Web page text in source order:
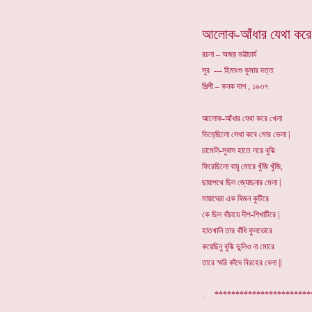
আলোক-আঁধার যেথা করে
রচনা – অজয় ভট্টাচার্য
সুর --- হিমাংশু কুমার দত্ত
শিল্পী – কনক দাশ , ১৯৩৭
আলোক-আঁধার যেথা করে খেলা
ভিড়েছিলো সেথা কবে মোর ভেলা |
চামেলি-সুবাস হাতে লয়ে বুঝি
ফিরেছিলো বায়ু মোরে খুঁজি খুঁজি,
ছায়াপথে ছিল জ্যোছনার মেলা |
মায়াঘেরা এক বিজন কুটিরে
কে ছিল বাঁচায়ে দীপ-শিখাটিরে |
হাতখানি তার বাঁধি ফুলডোরে
কয়েছিনু বুঝি ভুলিও না মোরে
তারে স্মরি কাঁদে বিরহের বেলা ||
.